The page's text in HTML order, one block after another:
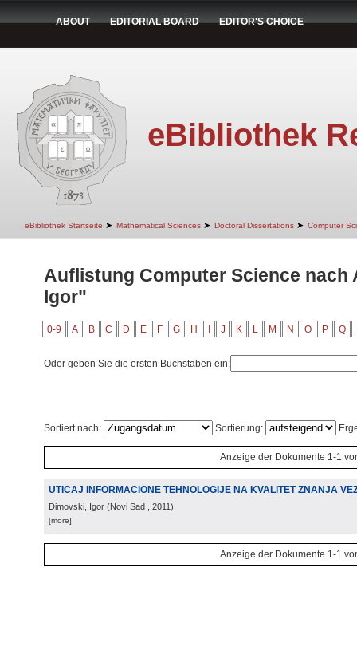
ABOUT EDITORIAL BOARD EDITOR'S CHOICE
eBibliothek
eBibliothek Startseite ➤ Mathematical Sciences ➤ Doctoral Dissertations ➤ Computer
Auflistung Computer Science nach
Igor"
0-9 A B C D E F G H J K L M N O P Q
Oder geben Sie die ersten Buchstaben ein:
Sortiert nach: Sortierung:
Anzeige der Dokumente 1-1
UTICAJ INFORMACIONE TEHNOLOGIJE NA KVALITET ZNANJA
Dimovski, Igor (Novi Sad , 2011)
[more]
Anzeige der Dokumente 1-1